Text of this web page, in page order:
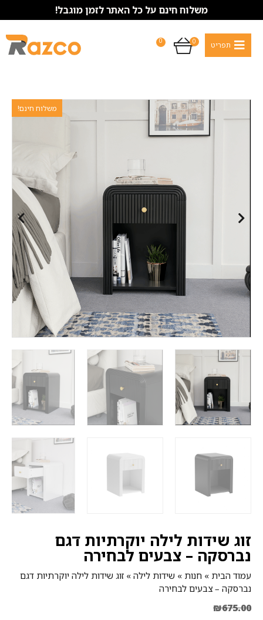
משלוח חינם על כל האתר לזמן מוגבל!
0
0
משלוח חינם!
זוג שידות לילה יוקרתיות דגם
נברסקה – צבעים לבחירה
עמוד הבית » חנות » שידות לילה » זוג שידות לילה יוקרתיות דגם
נברסקה – צבעים לבחירה
₪675.00